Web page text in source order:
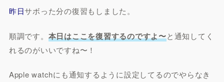
昨日サボった分の復習もしました。
順調です。 本日はここを復習するのですよ〜と通知してく
れるのがいいですね〜！
Apple watchにも通知するように設定してるのでやらなき